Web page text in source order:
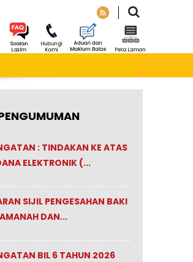
: TINDAKAN KE ATAS
ELEKTRONIK (...
SIJIL PENGESAHAN BAKI
DAN...
BIL 6 TAHUN 2026